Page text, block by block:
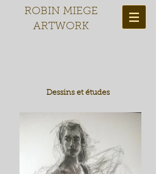
ROBIN MIEGE
ARTWORK
Dessins et études